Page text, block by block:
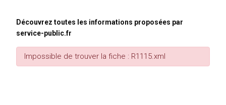
Découvrez toutes les informations proposées par
service-public.fr
Impossible de trouver la fiche : R1115.xml